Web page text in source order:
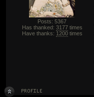
Posts: 5367
Has thanked: 3177times
Have thanks: 1200times